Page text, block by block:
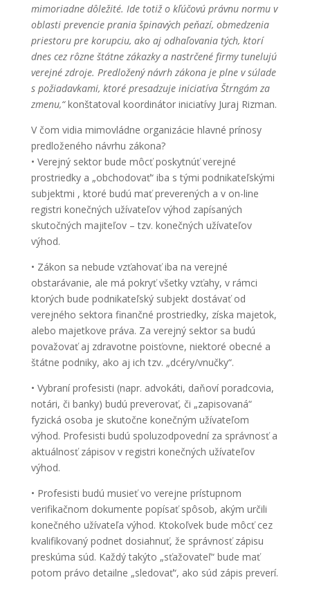
mimoriadne dôležité. Ide totiž o kľúčovú právnu normu v
oblasti prevencie prania špinavých peňazí, obmedzenia
priestoru pre korupciu, ako aj odhaľovania tých, ktorí
dnes cez rôzne štátne zákazky a nastrčené firmy tunelujú
verejné zdroje. Predložený návrh zákona je plne v súlade
s požiadavkami, ktoré presadzuje iniciatíva Štrngám za
zmenu,“konštatoval koordinátor iniciatívy Juraj Rizman.
V čom vidia mimovládne organizácie hlavné prínosy
predloženého návrhu zákona?
• Verejný sektor bude môcť poskytnúť verejné
prostriedky a „obchodovať“ iba s tými podnikateľskými
subjektmi , ktoré budú mať preverených a v on-line
registri konečných užívateľov výhod zapísaných
skutočných majiteľov – tzv. konečných užívateľov
výhod.
• Zákon sa nebude vzťahovať iba na verejné
obstarávanie, ale má pokryť všetky vzťahy, v rámci
ktorých bude podnikateľský subjekt dostávať od
verejného sektora finančné prostriedky, získa majetok,
alebo majetkove práva. Za verejný sektor sa budú
považovať aj zdravotne poisťovne, niektoré obecné a
štátne podniky, ako aj ich tzv. „dcéry/vnučky“.
• Vybraní profesisti (napr. advokáti, daňoví poradcovia,
notári, či banky) budú preverovať, či „zapisovaná“
fyzická osoba je skutočne konečným užívateľom
výhod. Profesisti budú spoluzodpovední za správnosť a
aktuálnosť zápisov v registri konečných užívateľov
výhod.
• Profesisti budú musieť vo verejne prístupnom
verifikačnom dokumente popísať spôsob, akým určili
konečného užívateľa výhod. Ktokoľvek bude môcť cez
kvalifikovaný podnet dosiahnuť, že správnosť zápisu
preskúma súd. Každý takýto „sťažovateľ“ bude mať
potom právo detailne „sledovať“, ako súd zápis preverí.